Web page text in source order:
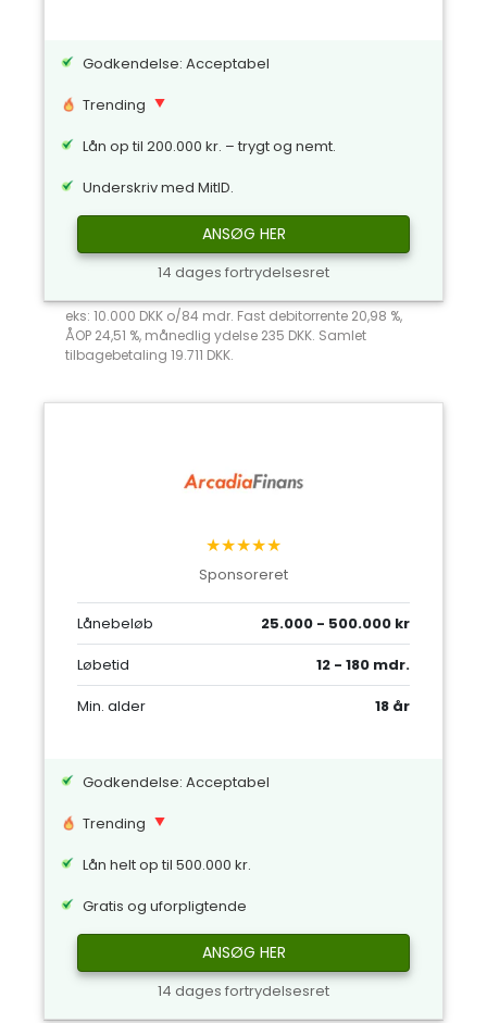
Godkendelse: Acceptabel
Trending
Lån op til 200.000 kr. – trygt og nemt.
Underskriv med MitID.
ANSØG HER
14 dages fortrydelsesret
eks: 10.000 DKK o/84 mdr. Fast debitorrente 20,98 %,
ÅOP 24,51 %, månedlig ydelse 235 DKK. Samlet
tilbagebetaling 19.711 DKK.
★★★★★
Sponsoreret
Lånebeløb
25.000 - 500.000 kr
Løbetid
12 - 180 mdr.
Min. alder
18 år
Godkendelse: Acceptabel
Trending
Lån helt op til 500.000 kr.
Gratis og uforpligtende
ANSØG HER
14 dages fortrydelsesret